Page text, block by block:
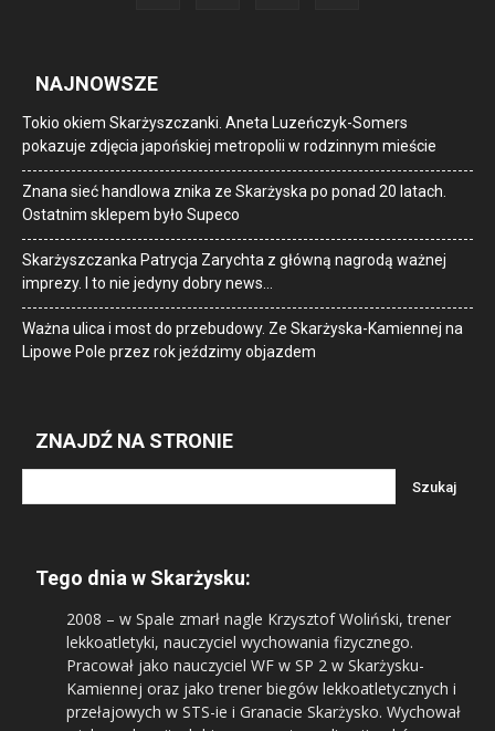
NAJNOWSZE
Tokio okiem Skarżyszczanki. Aneta Luzeńczyk-Somers
pokazuje zdjęcia japońskiej metropolii w rodzinnym mieście
Znana sieć handlowa znika ze Skarżyska po ponad 20 latach.
Ostatnim sklepem było Supeco
Skarżyszczanka Patrycja Zarychta z główną nagrodą ważnej
imprezy. I to nie jedyny dobry news…
Ważna ulica i most do przebudowy. Ze Skarżyska-Kamiennej na
Lipowe Pole przez rok jeździmy objazdem
ZNAJDŹ NA STRONIE
Tego dnia w Skarżysku:
2008 – w Spale zmarł nagle Krzysztof Woliński, trener
lekkoatletyki, nauczyciel wychowania fizycznego.
Pracował jako nauczyciel WF w SP 2 w Skarżysku-
Kamiennej oraz jako trener biegów lekkoatletycznych i
przełajowych w STS-ie i Granacie Skarżysko. Wychował